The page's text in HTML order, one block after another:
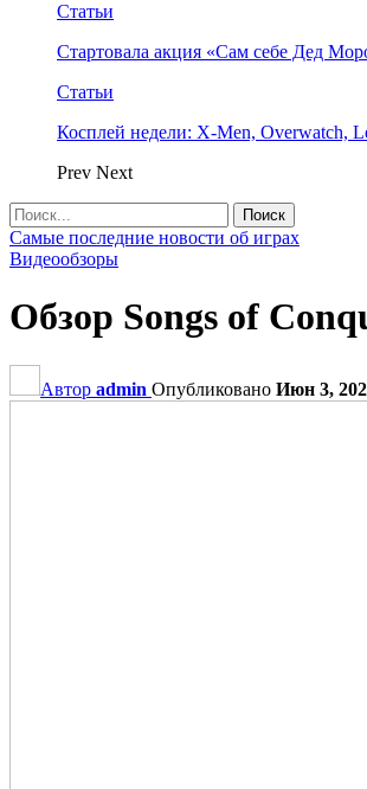
Статьи
Стартовала акция «Сам себе Дед
Статьи
Косплей недели: X-Men, Overwatch,
Prev Next
Самые последние новости об играх
Видеообзоры
Обзор Songs of
Автор admin Опубликовано Июн 3,